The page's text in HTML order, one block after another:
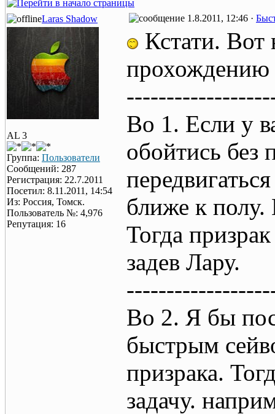
Laras Shadow 1.8.2011, 12:46 ·
AL 3
Группа: Пользователи
Сообщений: 287
Регистрация: 22.7.2011
Посетил: 8.11.2011, 14:54
Из: Россия, Томск.
Пользователь №: 4,976
Репутация: 16
Кстати. Вот
прохождению
Во 1. Если у
обойтись без
ближе к полу.
Тогда
задев Лару.
Во 2. Я бы
быстрым
призрака.
задачу.